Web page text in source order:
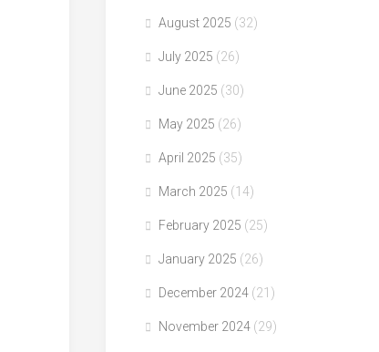
August 2025 (32)
July 2025 (26)
June 2025 (30)
May 2025 (26)
April 2025 (35)
March 2025 (14)
February 2025 (25)
January 2025 (26)
December 2024 (21)
November 2024 (29)